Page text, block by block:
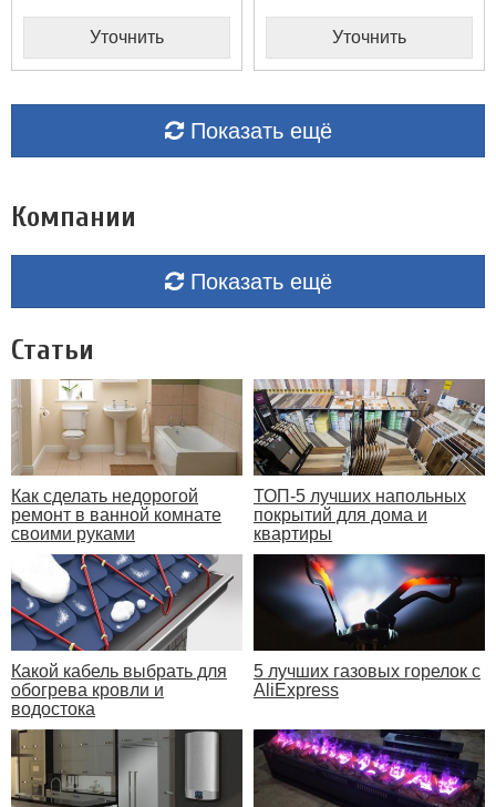
Уточнить Уточнить
Показать ещё
Компании
Показать ещё
Статьи
Как сделать недорогой
ремонт в ванной комнате
своими руками
ТОП-5 лучших напольных
покрытий для дома и
квартиры
Какой кабель выбрать для
обогрева кровли и
водостока
5 лучших газовых горелок с
AliExpress